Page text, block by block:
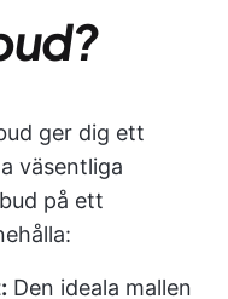
ger dig ett
väsentliga
på ett
Den ideala mallen